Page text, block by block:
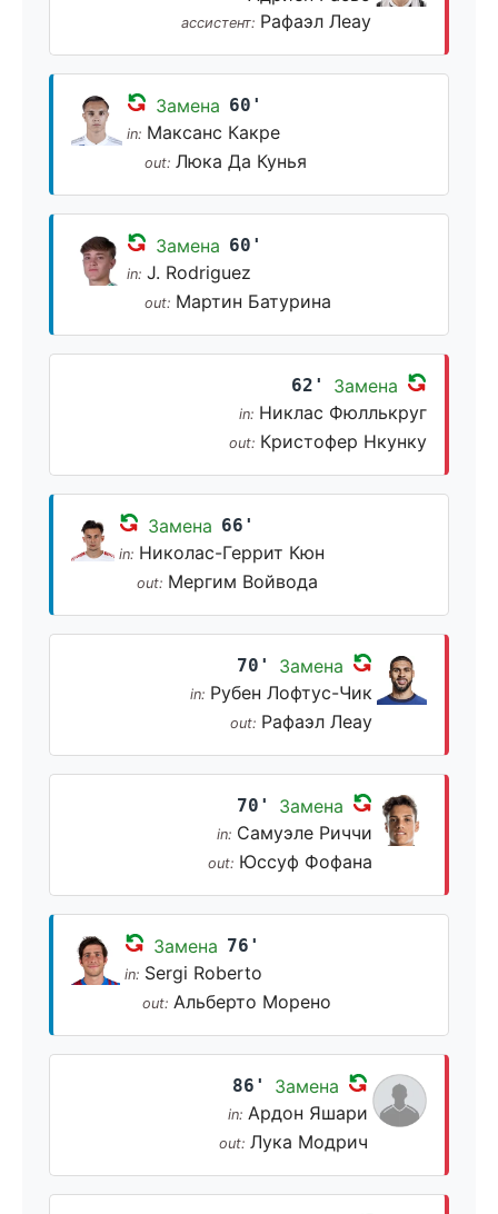
ассистент: Рафаэл Леау
Замена 60'
in: Максанс Какре
out: Люка Да Кунья
Замена 60'
in: J. Rodriguez
out: Мартин Батурина
62' Замена
in: Никлас Фюллькруг
out: Кристофер Нкунку
Замена 66'
in: Николас-Геррит Кюн
out: Мергим Войвода
70' Замена
in: Рубен Лофтус-Чик
out: Рафаэл Леау
70' Замена
in: Самуэле Риччи
out: Юссуф Фофана
Замена 76'
in: Sergi Roberto
out: Альберто Морено
86' Замена
in: Ардон Яшари
out: Лука Модрич